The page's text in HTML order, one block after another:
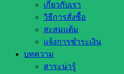
เกี่ยวกับเรา
วิธีการสั่งซื้อ
สะสมแต้ม
แจ้งการชำระเงิน
บทความ
สาระน่ารู้